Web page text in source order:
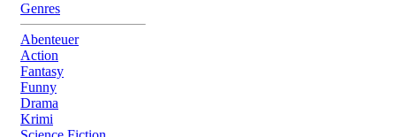
Genres
Abenteuer
Action
Fantasy
Funny
Drama
Krimi